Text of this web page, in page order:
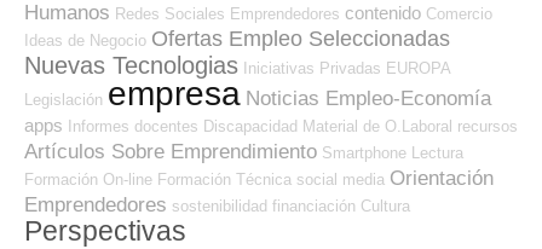
Humanos Redes Sociales Emprendedores contenido Comercio
Ideas de Negocio Ofertas Empleo Seleccionadas
Nuevas Tecnologias Iniciativas Privadas EUROPA
Legislación empresa Noticias Empleo-Economía
apps Informes docentes Discapacidad Material de O.Laboral recursos
Artículos Sobre Emprendimiento Smartphone Lectura
Formación On-line Formación Técnica social media Orientación
Emprendedores sostenibilidad financiación Cultura
Perspectivas